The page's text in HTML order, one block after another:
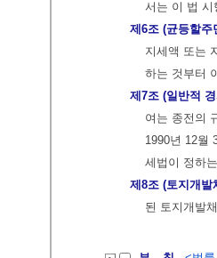
서는 이 법 시
제6조 (균등할주
지세액 또는
하는 것부터
제7조 (일반적
여는 종전의
1990년 12월
세법이 정하
제8조 (토지개발
된 토지개발